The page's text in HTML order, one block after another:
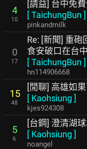
4
10
[請益] 台中免
[TaichungBun ]
pinkandmilk
0
17
Re: [新聞] 重砲
食安破口在台中
[TaichungBun ]
hn114906668
15
48
[閒聊] 高雄如
[ Kaohsiung ]
kjes924308
5
6
[台鋼] 澄清湖
[ Kaohsiung ]
noangel